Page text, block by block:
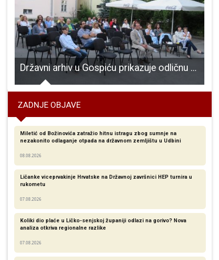
Državni arhiv u Gospiću prikazuje odličnu reviju povijesnog dokumentarnog filma
ZADNJE OBJAVE
Miletić od Božinovića zatražio hitnu istragu zbog sumnje na
nezakonito odlaganje otpada na državnom zemljištu u Udbini
08.08.2026
Ličanke viceprvakinje Hrvatske na Državnoj završnici HEP turnira u
rukometu
07.08.2026
Koliki dio plaće u Ličko-senjskoj županiji odlazi na gorivo? Nova
analiza otkriva regionalne razlike​
07.08.2026